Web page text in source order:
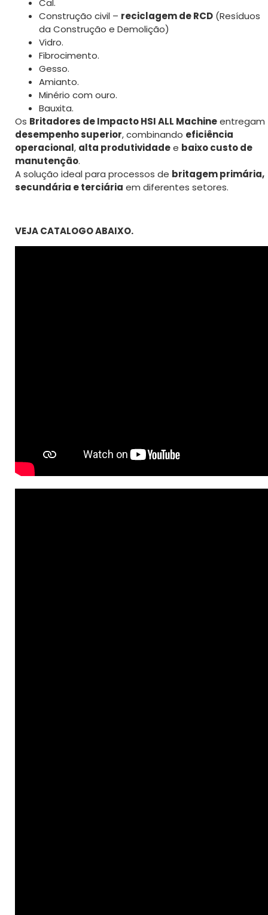
Cal.
Construção civil – reciclagem de RCD (Resíduos
da Construção e Demolição)
Vidro.
Fibrocimento.
Gesso.
Amianto.
Minério com ouro.
Bauxita.
Os Britadores de Impacto HSI ALL Machineentregam
desempenho superior, combinando eficiência
operacional, alta produtividadee baixo custo de
manutenção.
A solução ideal para processos de britagem primária,
secundária e terciária em diferentes setores.
VEJA CATALOGO ABAIXO.